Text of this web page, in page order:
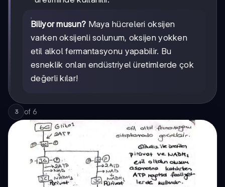
Biliyor musun? Maya hücreleri oksijen
varken oksijenli solunum, oksijen yokken
etil alkol fermantasyonu yapabilir. Bu
esneklik onları endüstriyel üretimlerde çok
değerli kılar!
3 of 6